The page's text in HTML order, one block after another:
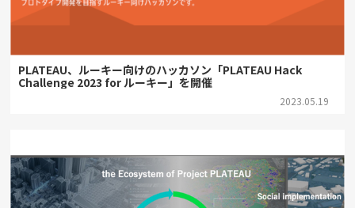
PLATEAU、ルーキー向けのハッカソン「PLATEAU Hack
Challenge 2023 for ルーキー」を開催
2023.05.19